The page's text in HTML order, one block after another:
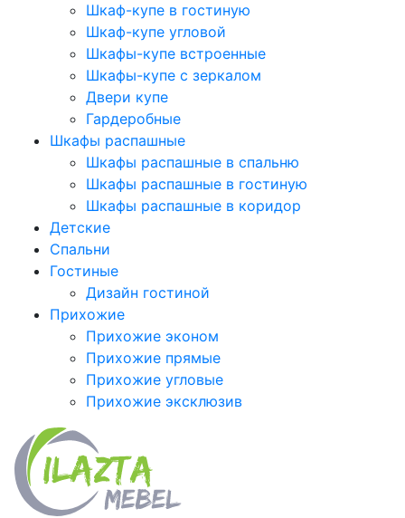
Шкаф-купе в гостиную
Шкаф-купе угловой
Шкафы-купе встроенные
Шкафы-купе с зеркалом
Двери купе
Гардеробные
Шкафы распашные
Шкафы распашные в спальню
Шкафы распашные в гостиную
Шкафы распашные в коридор
Детские
Спальни
Гостиные
Дизайн гостиной
Прихожие
Прихожие эконом
Прихожие прямые
Прихожие угловые
Прихожие эксклюзив